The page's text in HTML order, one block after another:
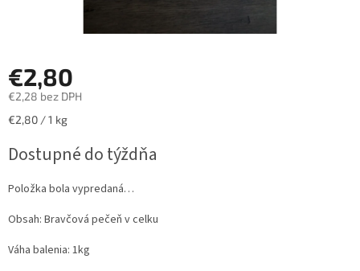
€2,80
€2,28 bez DPH
Jednotková
€2,80 / 1 kg
Dostupné do týždňa
Položka bola vypredaná…
Obsah: Bravčová pečeň v celku
Váha balenia: 1kg